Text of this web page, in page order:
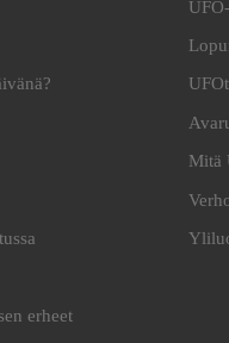
erheet
Mitä